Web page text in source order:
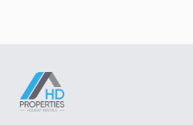
restaurantes, o Marina
localização privilegiada. A